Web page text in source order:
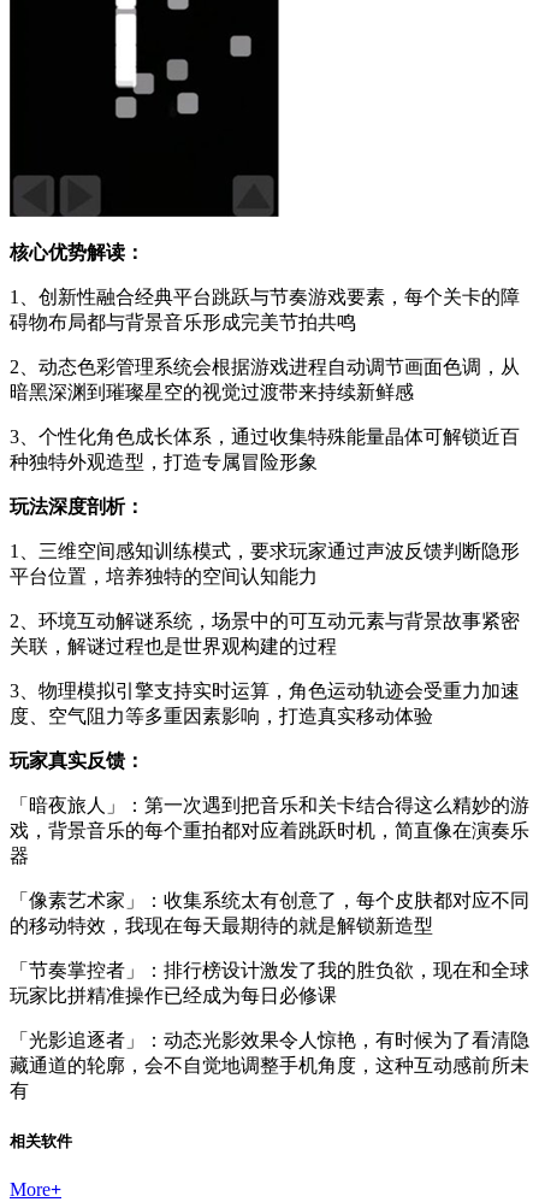
核心优势解读：
1、创新性融合经典平台跳跃与节奏游戏要素，每个关卡的障
碍物布局都与背景音乐形成完美节拍共鸣
2、动态色彩管理系统会根据游戏进程自动调节画面色调，从
暗黑深渊到璀璨星空的视觉过渡带来持续新鲜感
3、个性化角色成长体系，通过收集特殊能量晶体可解锁近百
种独特外观造型，打造专属冒险形象
玩法深度剖析：
1、三维空间感知训练模式，要求玩家通过声波反馈判断隐形
平台位置，培养独特的空间认知能力
2、环境互动解谜系统，场景中的可互动元素与背景故事紧密
关联，解谜过程也是世界观构建的过程
3、物理模拟引擎支持实时运算，角色运动轨迹会受重力加速
度、空气阻力等多重因素影响，打造真实移动体验
玩家真实反馈：
「暗夜旅人」：第一次遇到把音乐和关卡结合得这么精妙的游
戏，背景音乐的每个重拍都对应着跳跃时机，简直像在演奏乐
器
「像素艺术家」：收集系统太有创意了，每个皮肤都对应不同
的移动特效，我现在每天最期待的就是解锁新造型
「节奏掌控者」：排行榜设计激发了我的胜负欲，现在和全球
玩家比拼精准操作已经成为每日必修课
「光影追逐者」：动态光影效果令人惊艳，有时候为了看清隐
藏通道的轮廓，会不自觉地调整手机角度，这种互动感前所未
有
相关软件
More+